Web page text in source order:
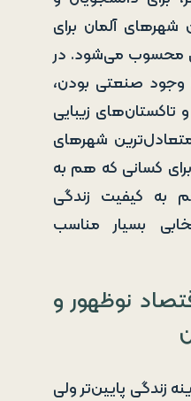
شهرهای آلمان برای
محسوب می‌شود. در
وجود صنعتی بودن،
زیبایی
متعادل‌ترین شهرهای
کسانی که هم به
به کیفیت زندگی
بسیار مناسب
نوظهور و
زندگی پایین‌تر ولی